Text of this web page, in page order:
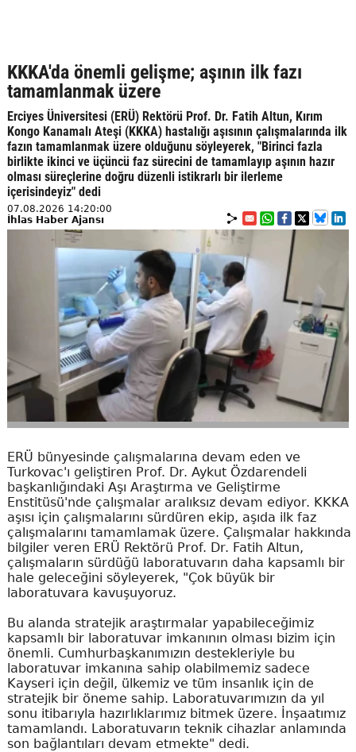
KKKA'da önemli gelişme; aşının ilk fazı
tamamlanmak üzere
Erciyes Üniversitesi (ERÜ) Rektörü Prof. Dr. Fatih Altun, Kırım
Kongo Kanamalı Ateşi (KKKA) hastalığı aşısının çalışmalarında ilk
fazın tamamlanmak üzere olduğunu söyleyerek, "Birinci fazla
birlikte ikinci ve üçüncü faz sürecini de tamamlayıp aşının hazır
olması süreçlerine doğru düzenli istikrarlı bir ilerleme
içerisindeyiz" dedi
07.08.2026 14:20:00
İhlas Haber Ajansı
ERÜ bünyesinde çalışmalarına devam eden ve
Turkovac'ı geliştiren Prof. Dr. Aykut Özdarendeli
başkanlığındaki Aşı Araştırma ve Geliştirme
Enstitüsü'nde çalışmalar aralıksız devam ediyor. KKKA
aşısı için çalışmalarını sürdüren ekip, aşıda ilk faz
çalışmalarını tamamlamak üzere. Çalışmalar hakkında
bilgiler veren ERÜ Rektörü Prof. Dr. Fatih Altun,
çalışmaların sürdüğü laboratuvarın daha kapsamlı bir
hale geleceğini söyleyerek, "Çok büyük bir
laboratuvara kavuşuyoruz.
Bu alanda stratejik araştırmalar yapabileceğimiz
kapsamlı bir laboratuvar imkanının olması bizim için
önemli. Cumhurbaşkanımızın destekleriyle bu
laboratuvar imkanına sahip olabilmemiz sadece
Kayseri için değil, ülkemiz ve tüm insanlık için de
stratejik bir öneme sahip. Laboratuvarımızın da yıl
sonu itibarıyla hazırlıklarımız bitmek üzere. İnşaatımız
tamamlandı. Laboratuvarın teknik cihazlar anlamında
son bağlantıları devam etmekte" dedi.